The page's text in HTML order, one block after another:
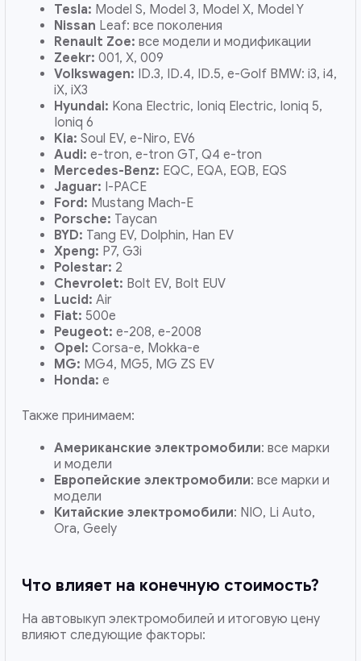
Tesla: Model S, Model 3, Model X, Model Y
Nissan Leaf: все поколения
Renault Zoe:все модели и модификации
Zeekr:001, X, 009
Volkswagen: ID.3, ID.4, ID.5, e-Golf BMW: i3, i4,
iX, iX3
Hyundai: Kona Electric, Ioniq Electric, Ioniq 5,
Ioniq 6
Kia: Soul EV, e-Niro, EV6
Audi:e-tron, e-tron GT, Q4 e-tron
Mercedes-Benz: EQC, EQA, EQB, EQS
Jaguar: I-PACE
Ford: Mustang Mach-E
Porsche: Taycan
BYD: Tang EV, Dolphin, Han EV
Xpeng: P7, G3i
Polestar: 2
Chevrolet: Bolt EV, Bolt EUV
Lucid:Air
Fiat: 500e
Peugeot:e-208, e-2008
Opel:Corsa-e, Mokka-e
MG: MG4, MG5, MG ZS EV
Honda:e
Также принимаем:
Американские электромобили: все марки
и модели
Европейские электромобили: все марки и
модели
Китайские электромобили: NIO, Li Auto,
Ora, Geely
Что влияет на конечную стоимость?
На автовыкуп электромобилей и итоговую цену
влияют следующие факторы: